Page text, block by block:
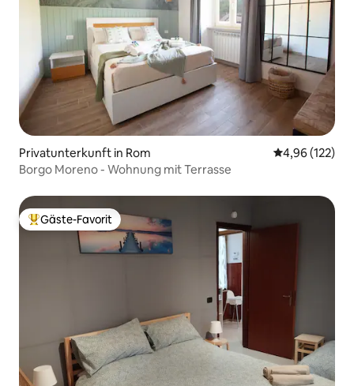
Privatunterkunft in Rom
4,96 (122)
Borgo Moreno - Wohnung mit Terrasse
Beliebter Gäste-Favorit.
Gäste-Favorit